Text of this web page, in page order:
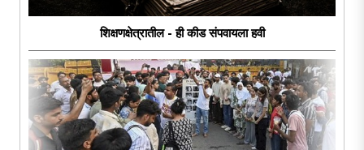
शिक्षणक्षेत्रातील - ही कीड संपवायला हवी